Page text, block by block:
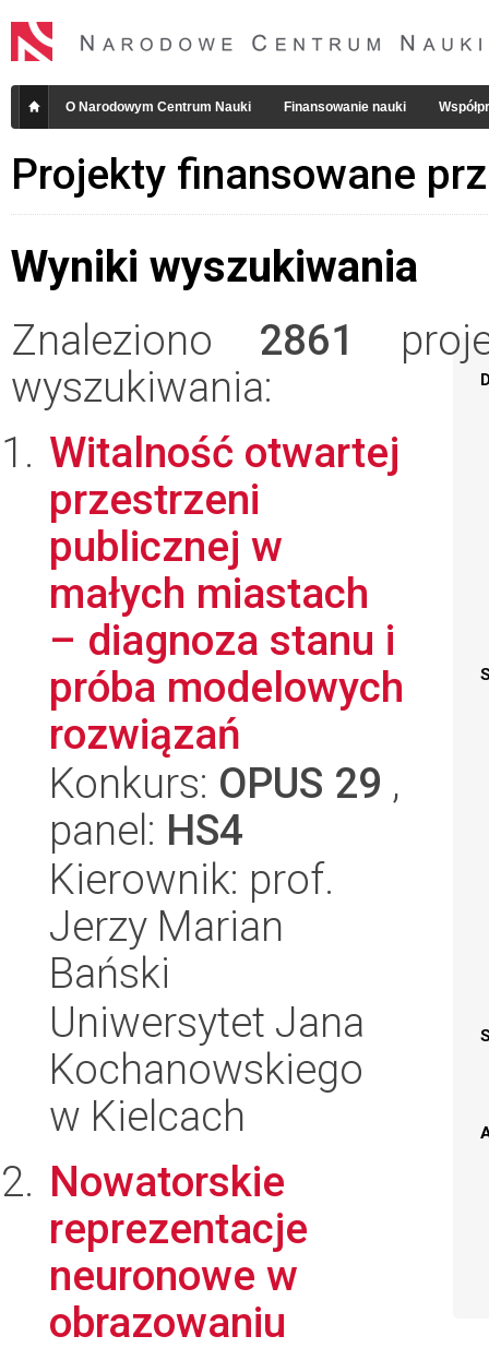
O Narodowym Centrum Nauki Finansowanie nauki
Projekty finansowane
Wyniki wyszukiwania
Znaleziono 2861
wyszukiwania:
Witalność otwartej
przestrzeni
publicznej w
małych miastach
– diagnoza stanu i
próba modelowych
rozwiązań
Konkurs: OPUS 29 ,
panel: HS4
Kierownik: prof.
Jerzy Marian
Bański
Uniwersytet Jana
Kochanowskiego
w Kielcach
Nowatorskie
reprezentacje
neuronowe w
obrazowaniu